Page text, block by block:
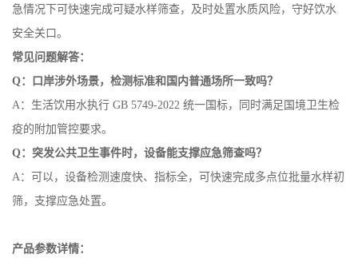
急情况下可快速完成可疑水样筛查，及时处置水质风险，守好饮水
安全关口。
常见问题解答：
Q：口岸涉外场景，检测标准和国内普通场所一致吗？
A：生活饮用水执行 GB 5749-2022 统一国标，同时满足国境卫生检
疫的附加管控要求。
Q：突发公共卫生事件时，设备能支撑应急筛查吗？
A：可以，设备检测速度快、指标全，可快速完成多点位批量水样初
筛，支撑应急处置。
产品参数详情：